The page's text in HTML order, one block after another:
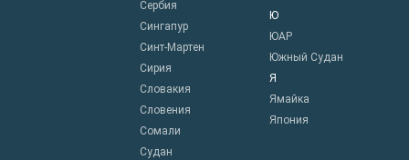
Сербия
Сингапур
Синт-Мартен
Сирия
Словакия
Словения
Сомали
Судан
Ю
ЮАР
Южный Судан
Я
Ямайка
Япония